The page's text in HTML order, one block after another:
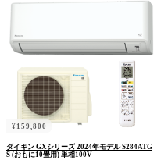
¥ 159,800
ダイキン GXシリーズ 2024年モデル S284ATG
S (おもに10畳用) 単相100V